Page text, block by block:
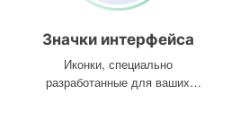
Значки интерфейса
Иконки, специально
разработанные для ваших